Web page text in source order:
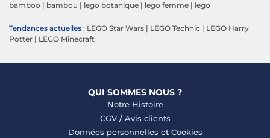
bamboo | bambou | lego botanique | lego femme | lego
Tendances actuelles : LEGO Star Wars | LEGO Technic | LEGO Harry
Potter | LEGO Minecraft
QUI SOMMES NOUS ?
Notre Histoire
CGV/ Avis clients
Données personnelles et Cookies